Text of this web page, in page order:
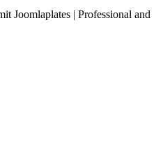
Joomlaplates | Professional and